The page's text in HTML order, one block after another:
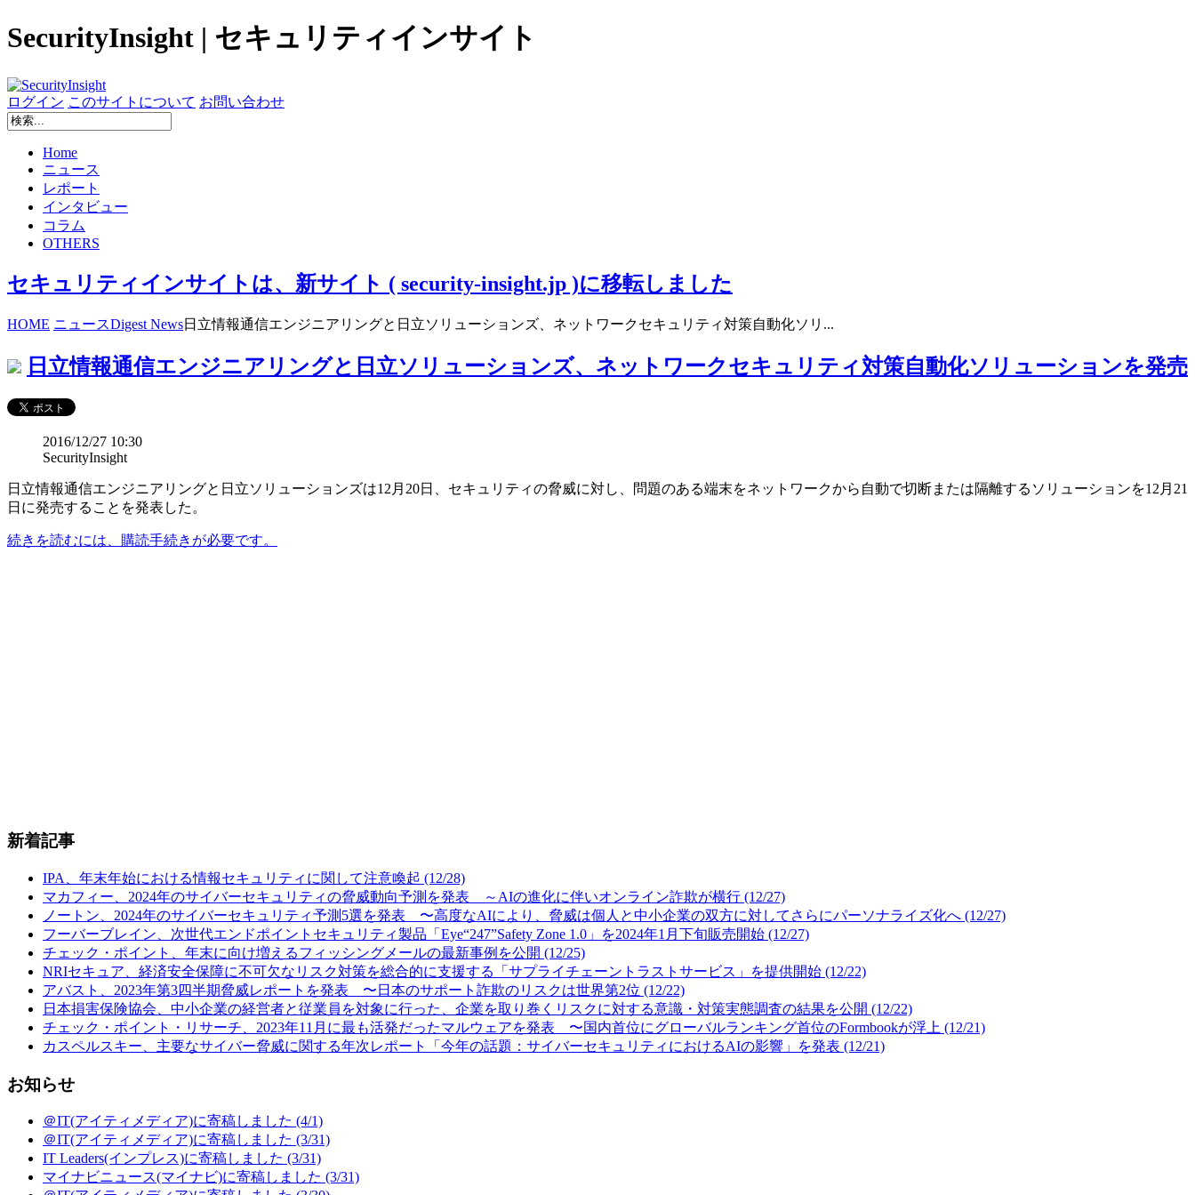
SecurityInsight | セキュリティインサイト
ログイン このサイトについて お問い合わせ
Home
ニュース
レポート
インタビュー
コラム
OTHERS
セキュリティインサイトは、新サイト ( security-insight.jp )に移転しました
HOME ニュースDigest News日立情報通信エンジニアリングと日立ソリューションズ、ネットワークセキュリティ対策自動化ソリ...
日立情報通信エンジニアリングと日立ソリューションズ、ネットワークセキュリティ対策自動化ソリューションを発売
2016/12/27 10:30
SecurityInsight
日立情報通信エンジニアリングと日立ソリューションズは12月20日、セキュリティの脅威に対し、問題のある端末をネットワークから自動で切断または隔離するソリューションを12月21
日に発売することを発表した。
続きを読むには、購読手続きが必要です。
新着記事
IPA、年末年始における情報セキュリティに関して注意喚起 (12/28)
マカフィー、2024年のサイバーセキュリティの脅威動向予測を発表 ～AIの進化に伴いオンライン詐欺が横行 (12/27)
ノートン、2024年のサイバーセキュリティ予測5選を発表 〜高度なAIにより、脅威は個人と中小企業の双方に対してさらにパーソナライズ化へ (12/27)
フーバーブレイン、次世代エンドポイントセキュリティ製品「Eye“247”Safety Zone 1.0」を2024年1月下旬販売開始 (12/27)
チェック・ポイント、年末に向け増えるフィッシングメールの最新事例を公開 (12/25)
NRIセキュア、経済安全保障に不可欠なリスク対策を総合的に支援する「サプライチェーントラストサービス」を提供開始 (12/22)
アバスト、2023年第3四半期脅威レポートを発表 〜日本のサポート詐欺のリスクは世界第2位 (12/22)
日本損害保険協会、中小企業の経営者と従業員を対象に行った、企業を取り巻くリスクに対する意識・対策実態調査の結果を公開 (12/22)
チェック・ポイント・リサーチ、2023年11月に最も活発だったマルウェアを発表 〜国内首位にグローバルランキング首位のFormbookが浮上 (12/21)
カスペルスキー、主要なサイバー脅威に関する年次レポート「今年の話題：サイバーセキュリティにおけるAIの影響」を発表 (12/21)
お知らせ
＠IT(アイティメディア)に寄稿しました (4/1)
＠IT(アイティメディア)に寄稿しました (3/31)
IT Leaders(インプレス)に寄稿しました (3/31)
マイナビニュース(マイナビ)に寄稿しました (3/31)